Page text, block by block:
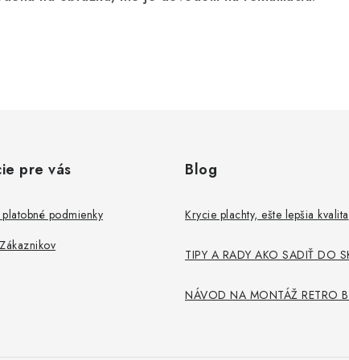
pre vás
podmienky
Blog
Krycie plachty, ešte lepšia kvalita
TIPY A RADY AKO SADIŤ DO
NÁVOD NA MONTÁŽ RETRO